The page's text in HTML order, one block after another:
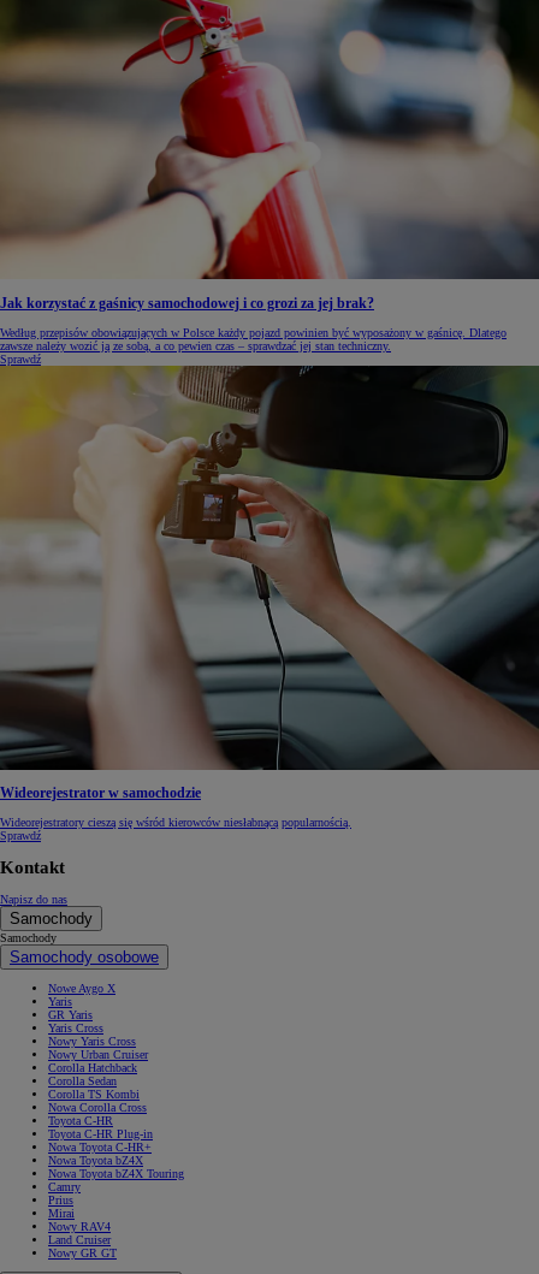
Jak korzystać z gaśnicy samochodowej i co grozi za jej brak?
Według przepisów obowiązujących w Polsce każdy pojazd powinien być wyposażony w gaśnicę. Dlatego
zawsze należy wozić ją ze sobą, a co pewien czas – sprawdzać jej stan techniczny.
Sprawdź
Wideorejestrator w samochodzie
Wideorejestratory cieszą się wśród kierowców niesłabnącą popularnością.
Sprawdź
Kontakt
Napisz do nas
Samochody
Samochody
Samochody osobowe
Nowe Aygo X
Yaris
GR Yaris
Yaris Cross
Nowy Yaris Cross
Nowy Urban Cruiser
Corolla Hatchback
Corolla Sedan
Corolla TS Kombi
Nowa Corolla Cross
Toyota C-HR
Toyota C-HR Plug-in
Nowa Toyota C-HR+
Nowa Toyota bZ4X
Nowa Toyota bZ4X Touring
Camry
Prius
Mirai
Nowy RAV4
Land Cruiser
Nowy GR GT